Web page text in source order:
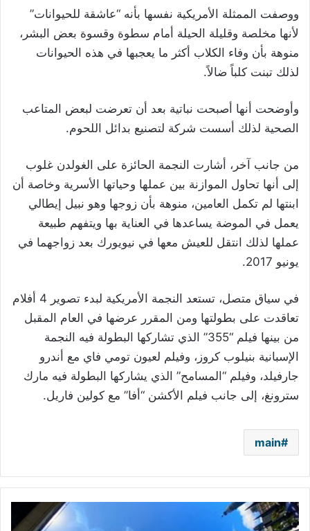
ووصفت الممثلة الأمريكية نفسها بأنه “عاشقة للحيوانات”
لأنها مخلصة وقليلة الحيلة أمام سطوة وقسوة بعض البشر،
منوهة بأن وفاء الكلاب أكثر ما يعجبها في هذه الحيوانات
لذلك تبنت كلباً ضالاً.
وأوضحت أنها أصبحت نباتية بعد أن تعرضت لبعض المتاعب
الصحية لذلك أسست شركة لتصنيع بدائل اللحوم.
من جانب آخر، أشارت النجمة الحائزة على الغولدن غلوب
إلى أنها تحاول الموازنة بين عملها وحياتها الأسرية وخاصة أن
ابنتها لم تكمل العامين، منوهة بأن زوجها وهو نبيل إيطالي
يعمل في الموضة يساعدها في العناية بها ويتفهم طبيعة
عملها لذلك انتقل للعيش معها في نيويورك بعد زواجهما في
يونيو 2017.
في سياق متصل، تستعد النجمة الأمريكية لبدء تصوير 4 أفلام
تعاقدت على بطولتها ومن المقرر عرضها في العام المقبل
من بينها فيلم “355” الذي تشاركها البطولة فيه النجمة
الإسبانية بنيلوب كروز، وفيلم لعيون تومي فاي مع أندرو
جارفيلد، وفيلم “المسامح” الذي يشاركها البطولة فيه مارك
سترونغ، إلى جانب فيلم الأكشن “أفا” مع كولين فاريل.
main
رسالة
في